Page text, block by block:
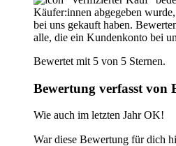
Käufer:innen abgegeben
bei uns gekauft haben.
alle, die ein Kundenkonto bei
Bewertet mit 5 von 5 Sternen.
Bewertung verfasst von
Wie auch im letzten Jahr OK!
War diese Bewertung für dich